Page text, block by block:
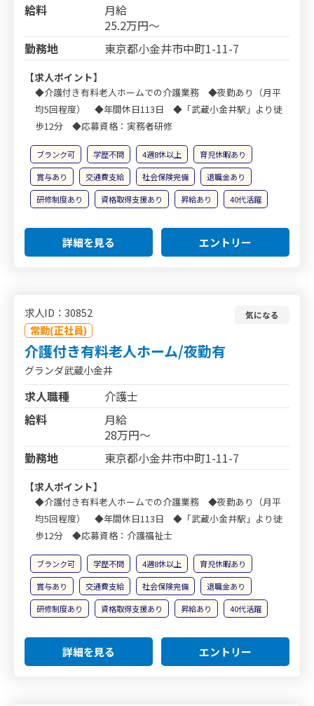
給料
月給
25.2万円～
勤務地
東京都小金井市中町1-11-7
【求人ポイント】
◆介護付き有料老人ホームでの介護業務 ◆夜勤あり（月平
均5回程度） ◆年間休日113日 ◆「武蔵小金井駅」より徒
歩12分 ◆応募資格：実務者研修
ブランク可 学歴不問 4週8休以上
育児休暇あり
賞与あり
交通費支給 社会保険完備
退職金あり
研修制度あり
資格取得支援あり 昇給あり 40代活躍
詳細を見る エントリー
求人ID：30852
常勤(正社員)
気になる
介護付き有料老人ホーム/夜勤有
グランダ武蔵小金井
求人職種
介護士
給料
月給
28万円～
勤務地
東京都小金井市中町1-11-7
【求人ポイント】
◆介護付き有料老人ホームでの介護業務 ◆夜勤あり（月平
均5回程度） ◆年間休日113日 ◆「武蔵小金井駅」より徒
歩12分 ◆応募資格：介護福祉士
ブランク可 学歴不問 4週8休以上
育児休暇あり
賞与あり
交通費支給 社会保険完備
退職金あり
研修制度あり
資格取得支援あり 昇給あり 40代活躍
詳細を見る エントリー